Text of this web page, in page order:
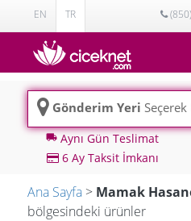
EN TR
Gönderim Yeri Seçerek
local_shipping Aynı Gün Teslimat
6 Ay Taksit İmkanı
Ana Sayfa > Mamak
bölgesindeki ürünler